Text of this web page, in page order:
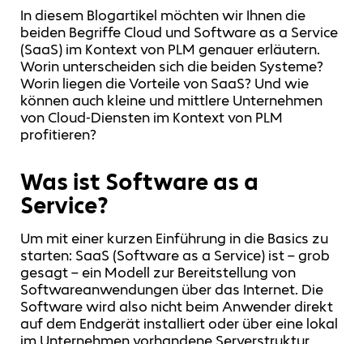
In diesem Blogartikel möchten wir Ihnen die
beiden Begriffe Cloud und Software as a Service
(SaaS) im Kontext von PLM genauer erläutern.
Worin unterscheiden sich die beiden Systeme?
Worin liegen die Vorteile von SaaS? Und wie
können auch kleine und mittlere Unternehmen
von Cloud-Diensten im Kontext von PLM
profitieren?
Was ist Software as a
Service?
Um mit einer kurzen Einführung in die Basics zu
starten: SaaS (Software as a Service) ist – grob
gesagt – ein Modell zur Bereitstellung von
Softwareanwendungen über das Internet. Die
Software wird also nicht beim Anwender direkt
auf dem Endgerät installiert oder über eine lokal
im Unternehmen vorhandene Serverstruktur